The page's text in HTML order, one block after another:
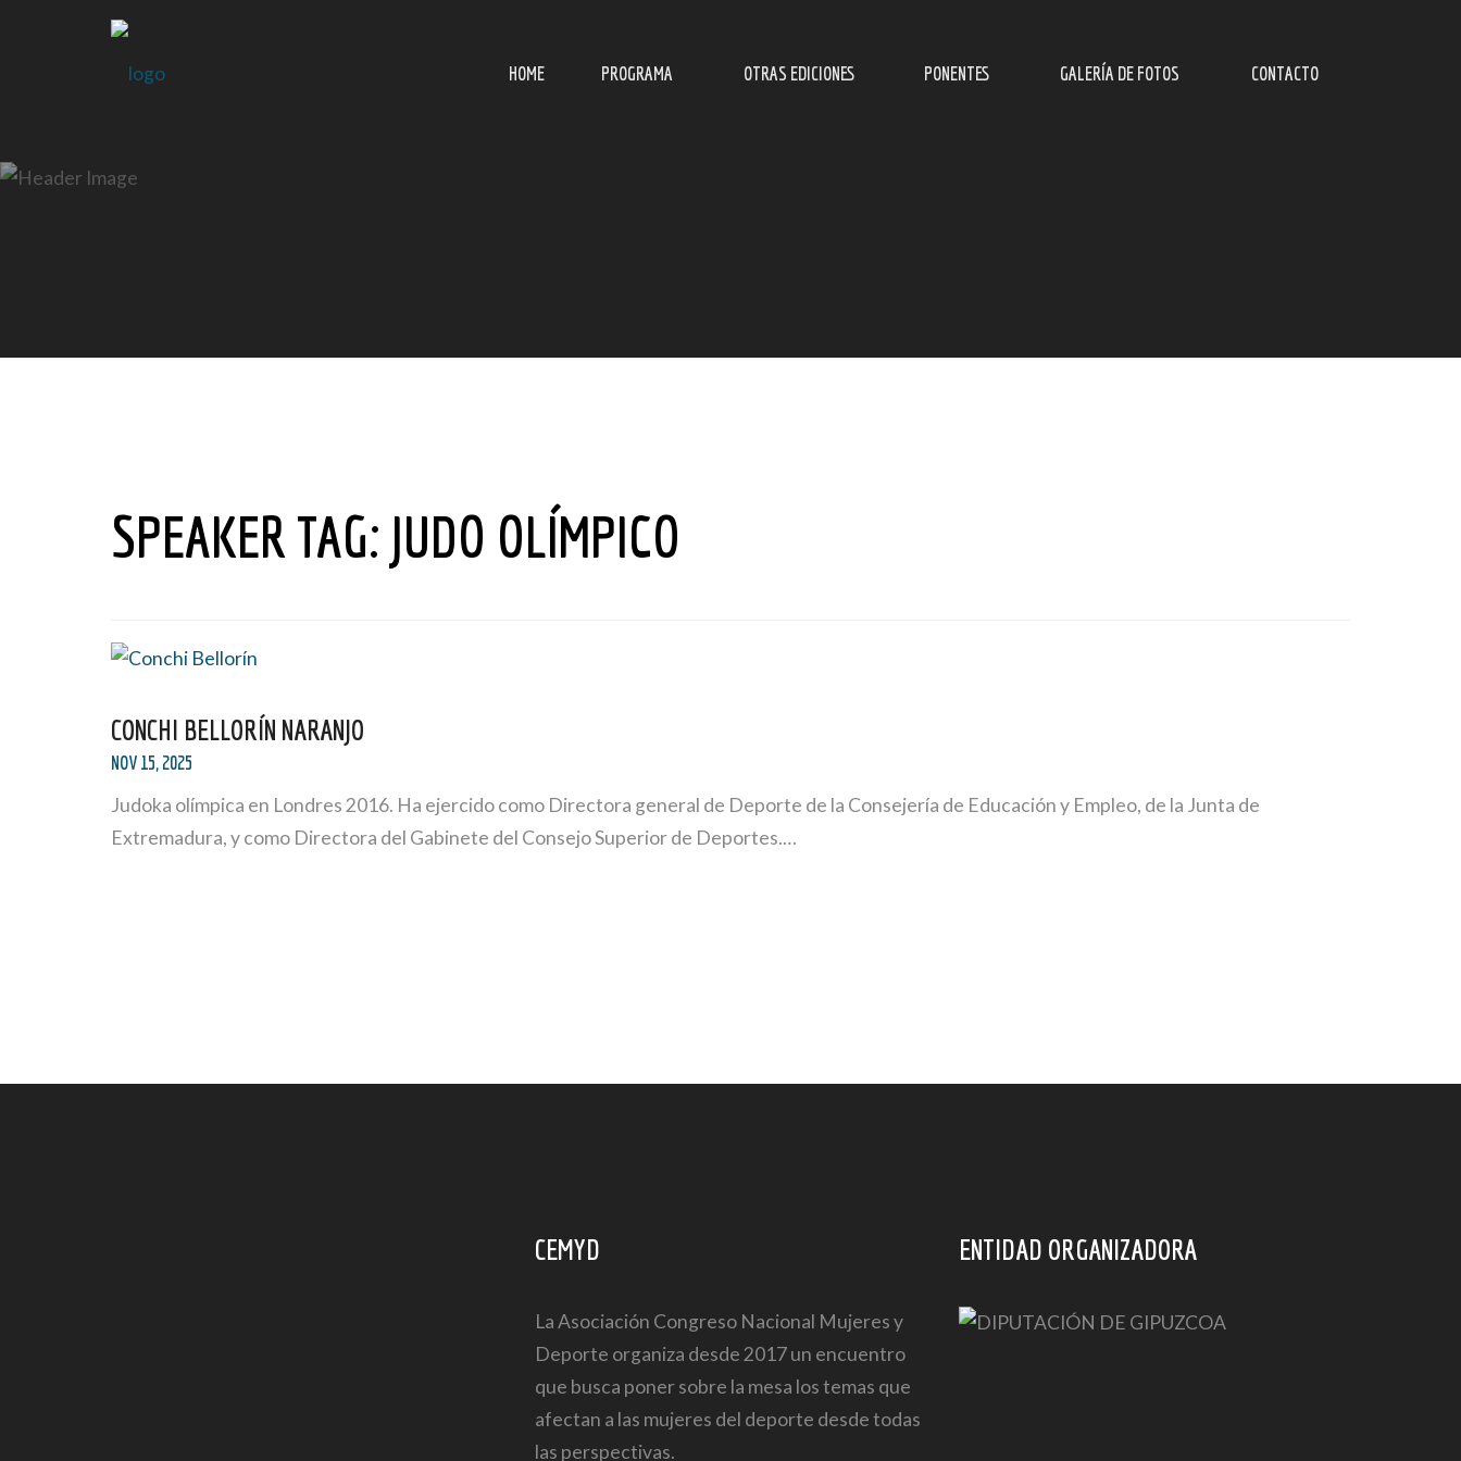
HOME PROGRAMA OTRAS EDICIONES PONENTES GALERÍA DE FOTOS CONTACTO
SPEAKER TAG: JUDO OLÍMPICO
CONCHI BELLORÍN NARANJO
NOV 15, 2025
Judoka olímpica en Londres 2016. Ha ejercido como Directora general de Deporte de la Consejería de Educación y Empleo, de la Junta de
Extremadura, y como Directora del Gabinete del Consejo Superior de Deportes.…
CEMYD
La Asociación Congreso Nacional Mujeres y
Deporte organiza desde 2017 un encuentro
que busca poner sobre la mesa los temas que
afectan a las mujeres del deporte desde todas
las perspectivas.
ENTIDAD ORGANIZADORA